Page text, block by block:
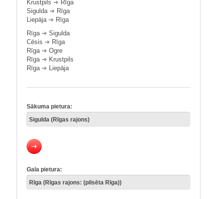
Krustpils ➔ Rīga
Sigulda➔ Rīga
Liepāja➔ Rīga
Rīga➔ Sigulda
Cēsis ➔ Rīga
Rīga➔ Ogre
Rīga➔ Krustpils
Rīga➔ Liepāja
Sākuma pietura:
Gala pietura: